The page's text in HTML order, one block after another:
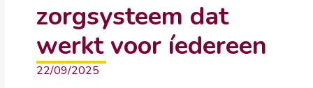
zorgsysteem dat
werkt voor íedereen
22/09/2025